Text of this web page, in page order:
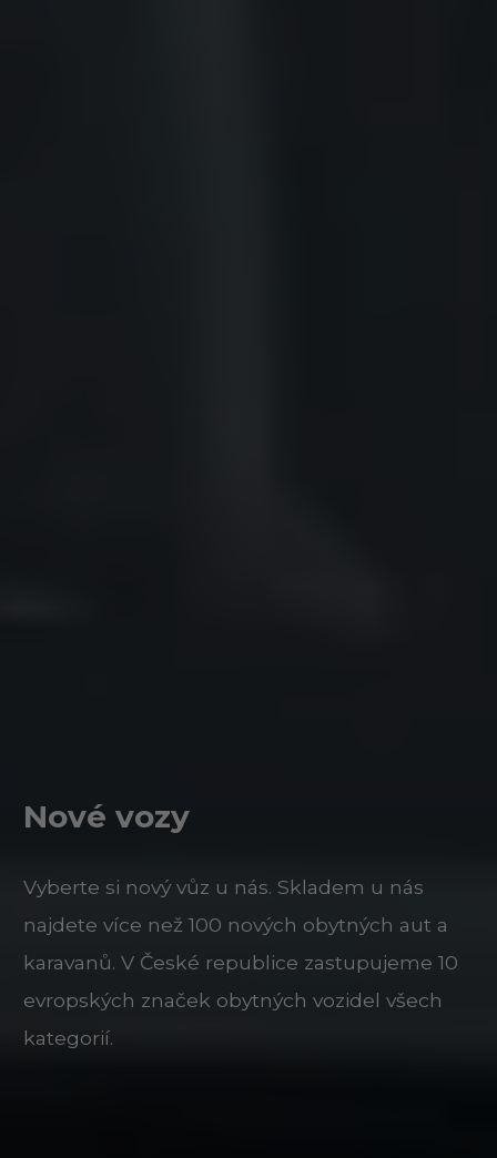
Nové vozy
Vyberte si nový vůz u nás. Skladem u nás
najdete více než 100 nových obytných aut a
karavanů. V České republice zastupujeme 10
evropských značek obytných vozidel všech
kategorií.